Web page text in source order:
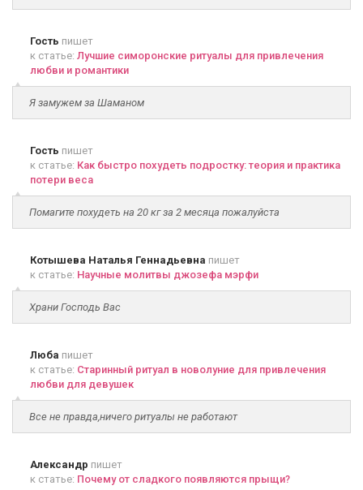
Гость пишет
к статье: Лучшие симоронские ритуалы для привлечения
любви и романтики
Я замужем за Шаманом
Гость пишет
к статье: Как быстро похудеть подростку: теория и практика
потери веса
Помагите похудеть на 20 кг за 2 месяца пожалуйста
Котышева Наталья Геннадьевна пишет
к статье: Научные молитвы джозефа мэрфи
Храни Господь Вас
Люба пишет
к статье: Старинный ритуал в новолуние для привлечения
любви для девушек
Все не правда,ничего ритуалы не работают
Александр пишет
к статье: Почему от сладкого появляются прыщи?